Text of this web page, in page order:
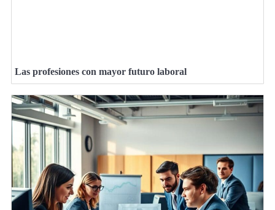
Las profesiones con mayor futuro laboral